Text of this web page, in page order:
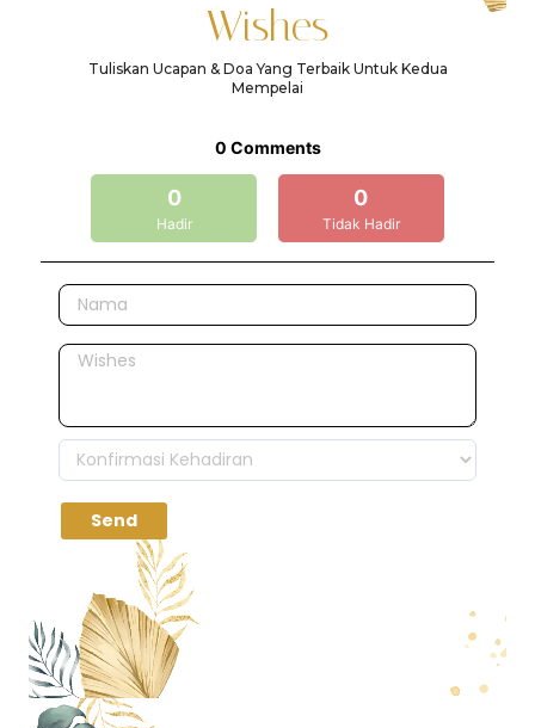
Wishes
Tuliskan Ucapan & Doa Yang Terbaik Untuk Kedua
Mempelai
0 Comments
0
Hadir
0
Tidak Hadir